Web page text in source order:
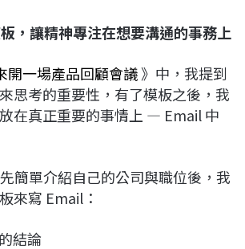
，讓精神專注在想要溝通的事務上
開一場產品回顧會議》中，我提到
思考的重要性，有了模板之後，我
在真正重要的事情上 — Email 中
簡單介紹自己的公司與職位後，我
來寫 Email：
結論